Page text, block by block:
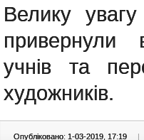
Велику увагу
привернули
учнів та
художників.
Опубліковано: 1-03-2019, 17:19 |